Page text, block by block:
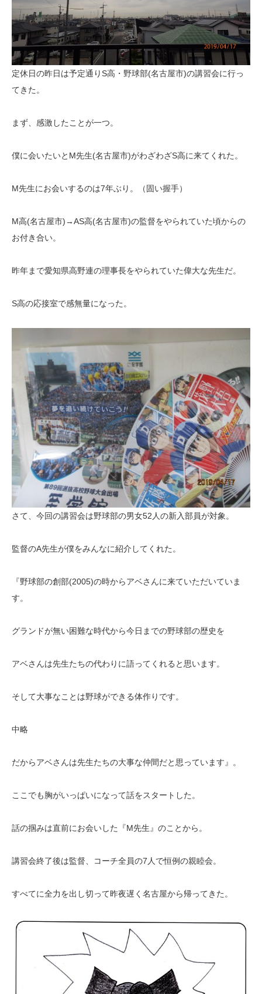
定休日の昨日は予定通りS高・野球部(名古屋市)の講習会に行っ
てきた。
まず、感激したことが一つ。
僕に会いたいとM先生(名古屋市)がわざわざS高に来てくれた。
M先生にお会いするのは7年ぶり。（固い握手）
M高(名古屋市)→AS高(名古屋市)の監督をやられていた頃からの
お付き合い。
昨年まで愛知県高野連の理事長をやられていた偉大な先生だ。
S高の応接室で感無量になった。
さて、今回の講習会は野球部の男女52人の新入部員が対象。
監督のA先生が僕をみんなに紹介してくれた。
『野球部の創部(2005)の時からアベさんに来ていただいていま
す。
グランドが無い困難な時代から今日までの野球部の歴史を
アベさんは先生たちの代わりに語ってくれると思います。
そして大事なことは野球ができる体作りです。
中略
だからアベさんは先生たちの大事な仲間だと思っています』。
ここでも胸がいっぱいになって話をスタートした。
話の掴みは直前にお会いした『M先生』のことから。
講習会終了後は監督、コーチ全員の7人で恒例の親睦会。
すべてに全力を出し切って昨夜遅く名古屋から帰ってきた。